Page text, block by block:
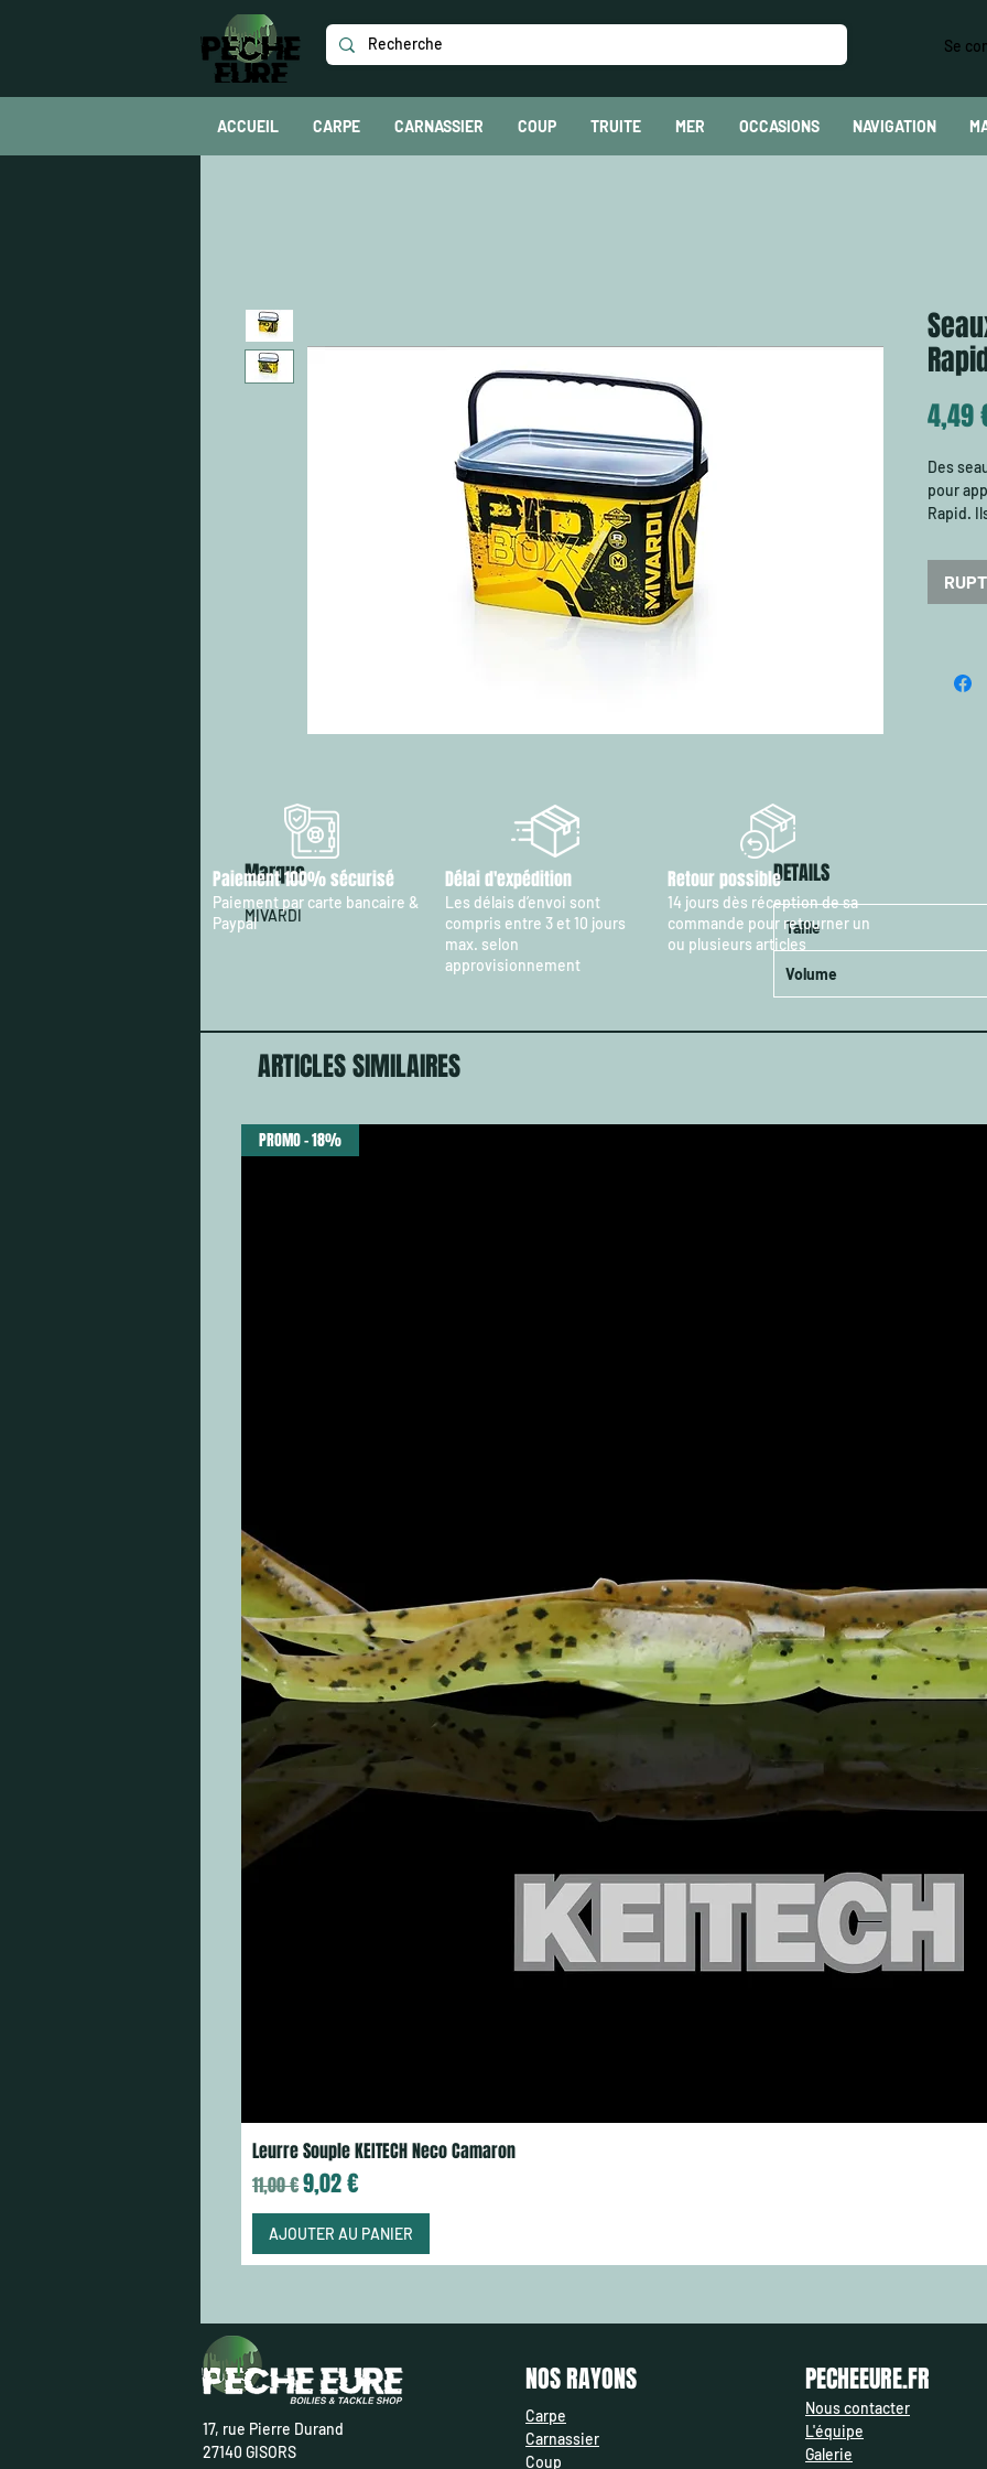
Se
ACCUEIL CARPE CARNASSIER COUP TRUITE MER OCCASIONS NAVIGATION
4,49
Des
pour
Rapid.
Marque
MIVARDI
DETAILS
Taille
Volume
Paiement 100% sécurisé
Paiement par carte bancaire &
Paypal
Délai d'expédition
Les délais d’envoi sont
compris entre 3 et 10 jours
max. selon
approvisionnement
Retour possible
14 jours dès réception de sa
commande pour retourner un
ou plusieurs articles
ARTICLES SIMILAIRES
PROMO - 18%
Leurre Souple KEITECH Neco Camaron
Prix original
11,00 €Prix promotionnel
9,02 €
AJOUTER AU PANIER
17, rue Pierre Durand
27140 GISORS
NOS RAYONS
Carpe
Carnassier
Coup
PECHEEURE.FR
Nous contacter
L'équipe
Galerie